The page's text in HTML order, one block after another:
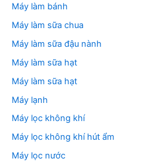
Máy làm bánh
Máy làm sữa chua
Máy làm sữa đậu nành
Máy làm sữa hạt
Máy làm sữa hạt
Máy lạnh
Máy lọc không khí
Máy lọc không khí hút ẩm
Máy lọc nước